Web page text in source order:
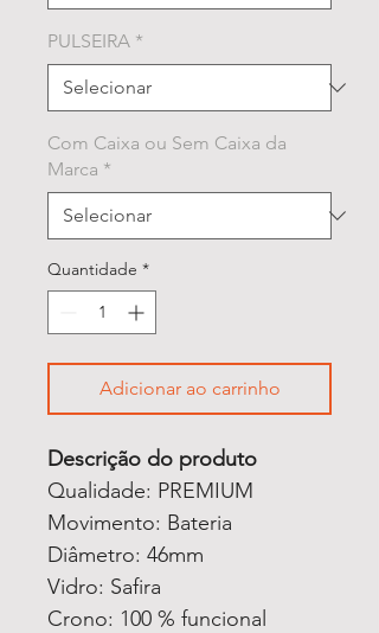
PULSEIRA *
Com Caixa ou Sem Caixa da
Marca *
Quantidade *
Adicionar ao carrinho
Descrição do produto
Qualidade: PREMIUM
Movimento: Bateria
Diâmetro: 46mm
Vidro: Safira
Crono: 100 % funcional